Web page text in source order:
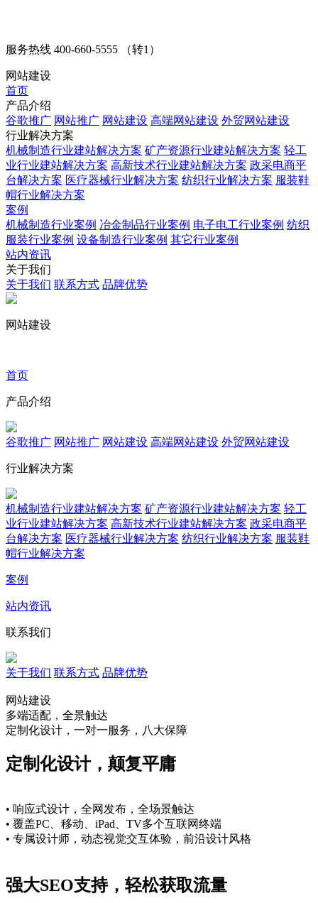
服务热线 400-660-5555 （转1）
网站建设
首页
产品介绍
谷歌推广 网站推广 网站建设 高端网站建设 外贸网站建设
行业解决方案
机械制造行业建站解决方案 矿产资源行业建站解决方案 轻工
业行业建站解决方案 高新技术行业建站解决方案 政采电商平
台解决方案 医疗器械行业解决方案 纺织行业解决方案 服装鞋
帽行业解决方案
案例
机械制造行业案例 冶金制品行业案例 电子电工行业案例 纺织
服装行业案例 设备制造行业案例 其它行业案例
站内资讯
关于我们
关于我们 联系方式 品牌优势
网站建设
首页
产品介绍
谷歌推广 网站推广 网站建设 高端网站建设 外贸网站建设
行业解决方案
机械制造行业建站解决方案 矿产资源行业建站解决方案 轻工
业行业建站解决方案 高新技术行业建站解决方案 政采电商平
台解决方案 医疗器械行业解决方案 纺织行业解决方案 服装鞋
帽行业解决方案
案例
站内资讯
联系我们
关于我们 联系方式 品牌优势
网站建设
多端适配，全景触达
定制化设计，一对一服务，八大保障
定制化设计，颠复平庸
• 响应式设计，全网发布，全场景触达
• 覆盖PC、移动、iPad、TV多个互联网终端
• 专属设计师，动态视觉交互体验，前沿设计风格
强大SEO支持，轻松获取流量